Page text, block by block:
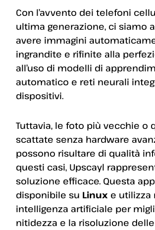
Con l’avvento dei telefoni
ultima generazione, ci siamo
avere immagini
ingrandite e rifinite alla
all’uso di modelli di
automatico e reti neurali
dispositivi.
Tuttavia, le foto più vecchie o
scattate senza hardware
possono risultare di qualità
questi casi, Upscayl
soluzione efficace. Questa
disponibile su Linux e utilizza
intelligenza artificiale per
nitidezza e la risoluzione